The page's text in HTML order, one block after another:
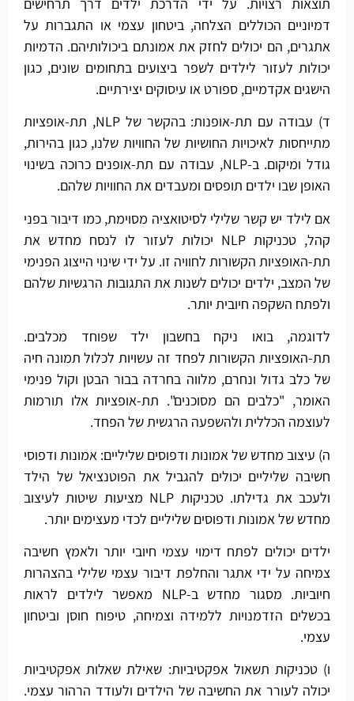
דמיוניים הכוללים הצלחה, ביטחון עצמי או התגברות על
אתגרים, הם יכולים לחזק את אמונתם ביכולותיהם. הדמיות
יכולות לעזור לילדים לשפר ביצועים בתחומים שונים, כגון
הישגים אקדמיים, ספורט או עיסוקים יצירתיים.
ד) עבודה עם תת-אופנות: בהקשר של NLP, תת-אופציות
מתייחסות לאיכויות החושיות של החוויות שלנו, כגון בהירות,
גודל ומיקום. ב-NLP, עבודה עם תת-אופנים כרוכה בשינוי
האופן שבו ילדים תופסים ומעבדים את החוויות שלהם.
אם לילד יש קשר שלילי לסיטואציה מסוימת, כמו דיבור בפני
קהל, טכניקות NLP יכולות לעזור לו לנסח מחדש את
תת-האופציות הקשורות לחוויה זו. על ידי שינוי הייצוג הפנימי
של המצב, ילדים יכולים לשנות את התגובות הרגשיות שלהם
ולפתח השקפה חיובית יותר.
לדוגמה, בואו ניקח בחשבון ילד שפוחד מכלבים.
תת-האופציות הקשורות לפחד זה עשויות לכלול תמונה חיה
של כלב גדול ונחרם, מלווה בחרדה בבור הבטן וקול פנימי
האומר, "כלבים הם מסוכנים". תת-אופציות אלו תורמות
לעוצמה הכללית ולהשפעה הרגשית של הפחד.
ה) עיצוב מחדש של אמונות ודפוסים שליליים: אמונות ודפוסי
חשיבה שליליים יכולים להגביל את הפוטנציאל של הילד
ולעכב את גדילתו. טכניקות NLP מציעות שיטות לעיצוב
מחדש של אמונות ודפוסים שליליים לכדי מעצימים יותר.
ילדים יכולים לפתח דימוי עצמי חיובי יותר ולאמץ חשיבה
צמיחה על ידי אתגר והחלפת דיבור עצמי שלילי בהצהרות
חיוביות. מסגור מחדש ב-NLP מאפשר לילדים לראות
בכשלים הזדמנויות ללמידה וצמיחה, טיפוח חוסן וביטחון
עצמי.
ו) טכניקות תשאול אפקטיביות: שאילת שאלות אפקטיביות
יכולה לעורר את החשיבה של הילדים ולעודד הרהור עצמי.